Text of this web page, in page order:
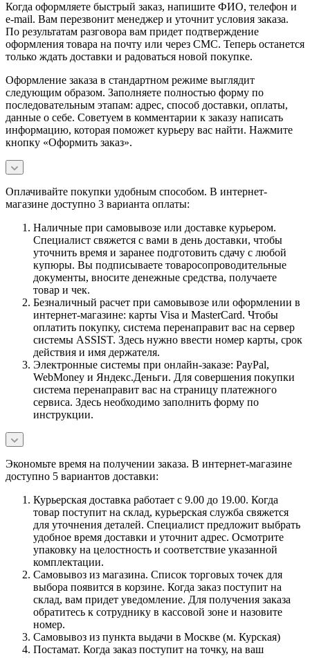
Когда оформляете быстрый заказ, напишите ФИО, телефон и
e-mail. Вам перезвонит менеджер и уточнит условия заказа.
По результатам разговора вам придет подтверждение
оформления товара на почту или через СМС. Теперь останется
только ждать доставки и радоваться новой покупке.
Оформление заказа в стандартном режиме выглядит
следующим образом. Заполняете полностью форму по
последовательным этапам: адрес, способ доставки, оплаты,
данные о себе. Советуем в комментарии к заказу написать
информацию, которая поможет курьеру вас найти. Нажмите
кнопку «Оформить заказ».
Оплачивайте покупки удобным способом. В интернет-
магазине доступно 3 варианта оплаты:
Наличные при самовывозе или доставке курьером.
Специалист свяжется с вами в день доставки, чтобы
уточнить время и заранее подготовить сдачу с любой
купюры. Вы подписываете товаросопроводительные
документы, вносите денежные средства, получаете
товар и чек.
Безналичный расчет при самовывозе или оформлении в
интернет-магазине: карты Visa и MasterCard. Чтобы
оплатить покупку, система перенаправит вас на сервер
системы ASSIST. Здесь нужно ввести номер карты, срок
действия и имя держателя.
Электронные системы при онлайн-заказе: PayPal,
WebMoney и Яндекс.Деньги. Для совершения покупки
система перенаправит вас на страницу платежного
сервиса. Здесь необходимо заполнить форму по
инструкции.
Экономьте время на получении заказа. В интернет-магазине
доступно 5 вариантов доставки:
Курьерская доставка работает с 9.00 до 19.00. Когда
товар поступит на склад, курьерская служба свяжется
для уточнения деталей. Специалист предложит выбрать
удобное время доставки и уточнит адрес. Осмотрите
упаковку на целостность и соответствие указанной
комплектации.
Самовывоз из магазина. Список торговых точек для
выбора появится в корзине. Когда заказ поступит на
склад, вам придет уведомление. Для получения заказа
обратитесь к сотруднику в кассовой зоне и назовите
номер.
Самовывоз из пункта выдачи в Москве (м. Курская)
Постамат. Когда заказ поступит на точку, на ваш